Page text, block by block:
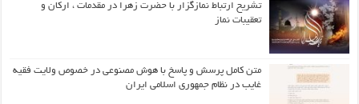
تشریح ارتباط نمازگزار با حضرت زهرا در مقدمات ، ارکان و
تعقیبات نماز
متن کامل پرسش و پاسخ با هوش مصنوعی در خصوص ولایت فقیه
غایب در نظام جمهوری اسلامی ایران